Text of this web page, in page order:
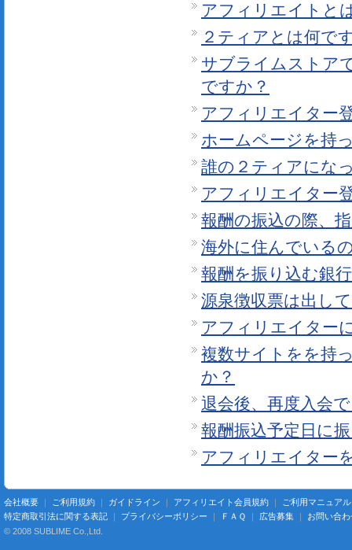
アフィリエイトと
２ティアとは何で
サブライムストア
ですか？
アフィリエイター
ホームページを持
誰の２ティアにな
アフィリエイター
報酬の振込の際、
海外に住んでいる
報酬を振り込む銀
源泉徴収票は出し
アフィリエイター
複数サイトをを持
か？
退会後、再度入会
報酬振込予定日に
アフィリエイター
会社概要 ｜ ご利用規約 ｜ ガイドライン ｜ アフィリエイト会員規約 ｜ ご利用マニュアル
特定商取引法に関する表記 ｜ プライバシーポリシー ｜ ＦＡＱ ｜ 広告募集 ｜ お問い合わ
© 2008 SUBLIME Co.,Ltd.